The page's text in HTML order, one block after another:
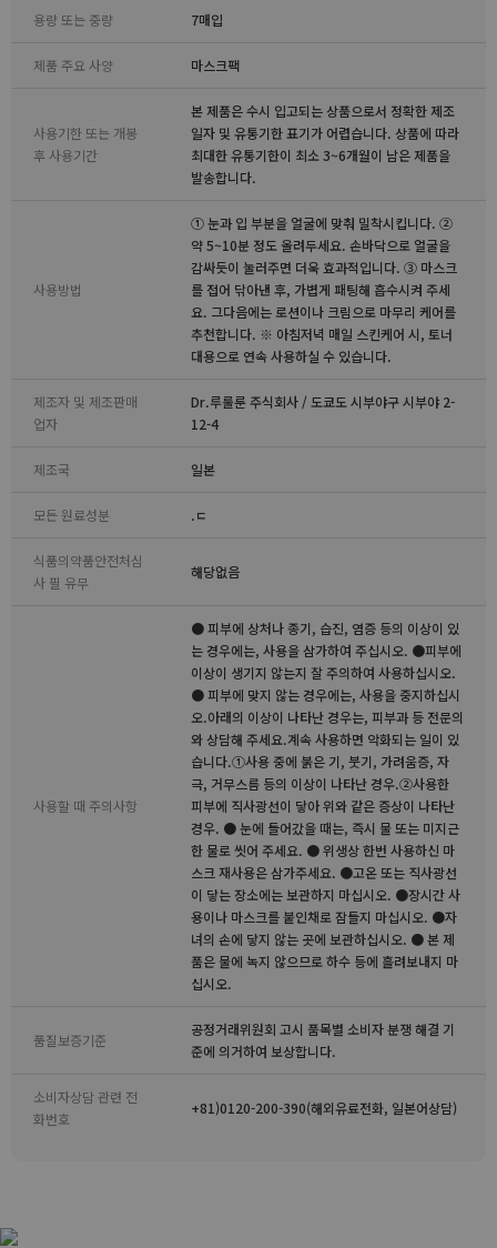
용량 또는 중량 7매입
제품 주요 사양 마스크팩
사용기한 또는 개봉
후 사용기간
본 제품은 수시 입고되는 상품으로서 정확한 제조
일자 및 유통기한 표기가 어렵습니다. 상품에 따라
최대한 유통기한이 최소 3~6개월이 남은 제품을
발송합니다.
사용방법
① 눈과 입 부분을 얼굴에 맞춰 밀착시킵니다. ②
약 5~10분 정도 올려두세요. 손바닥으로 얼굴을
감싸듯이 눌러주면 더욱 효과적입니다. ③ 마스크
를 접어 닦아낸 후, 가볍게 패팅해 흡수시켜 주세
요. 그다음에는 로션이나 크림으로 마무리 케어를
추천합니다. ※ 아침저녁 매일 스킨케어 시, 토너
대용으로 연속 사용하실 수 있습니다.
제조자 및 제조판매
업자
Dr.루룰룬 주식회사 / 도쿄도 시부야구 시부야 2-
12-4
제조국 일본
모든 원료성분 .ㄷ
식품의약품안전처심
사 필 유무
해당없음
사용할 때 주의사항
● 피부에 상처나 종기, 습진, 염증 등의 이상이 있
는 경우에는, 사용을 삼가하여 주십시오. ●피부에
이상이 생기지 않는지 잘 주의하여 사용하십시오.
● 피부에 맞지 않는 경우에는, 사용을 중지하십시
오.아래의 이상이 나타난 경우는, 피부과 등 전문의
와 상담해 주세요.계속 사용하면 악화되는 일이 있
습니다.①사용 중에 붉은 기, 붓기, 가려움증, 자
극, 거무스름 등의 이상이 나타난 경우.②사용한
피부에 직사광선이 닿아 위와 같은 증상이 나타난
경우. ● 눈에 들어갔을 때는, 즉시 물 또는 미지근
한 물로 씻어 주세요. ● 위생상 한번 사용하신 마
스크 재사용은 삼가주세요. ●고온 또는 직사광선
이 닿는 장소에는 보관하지 마십시오. ●장시간 사
용이나 마스크를 붙인채로 잠들지 마십시오. ●자
녀의 손에 닿지 않는 곳에 보관하십시오. ● 본 제
품은 물에 녹지 않으므로 하수 등에 흘려보내지 마
십시오.
품질보증기준
공정거래위원회 고시 품목별 소비자 분쟁 해결 기
준에 의거하여 보상합니다.
소비자상담 관련 전
화번호
+81)0120-200-390(해외유료전화, 일본어상담)